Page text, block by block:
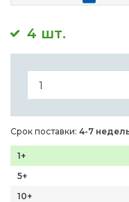
4 шт.
Срок поставки: 4-7
1+
5+
10+